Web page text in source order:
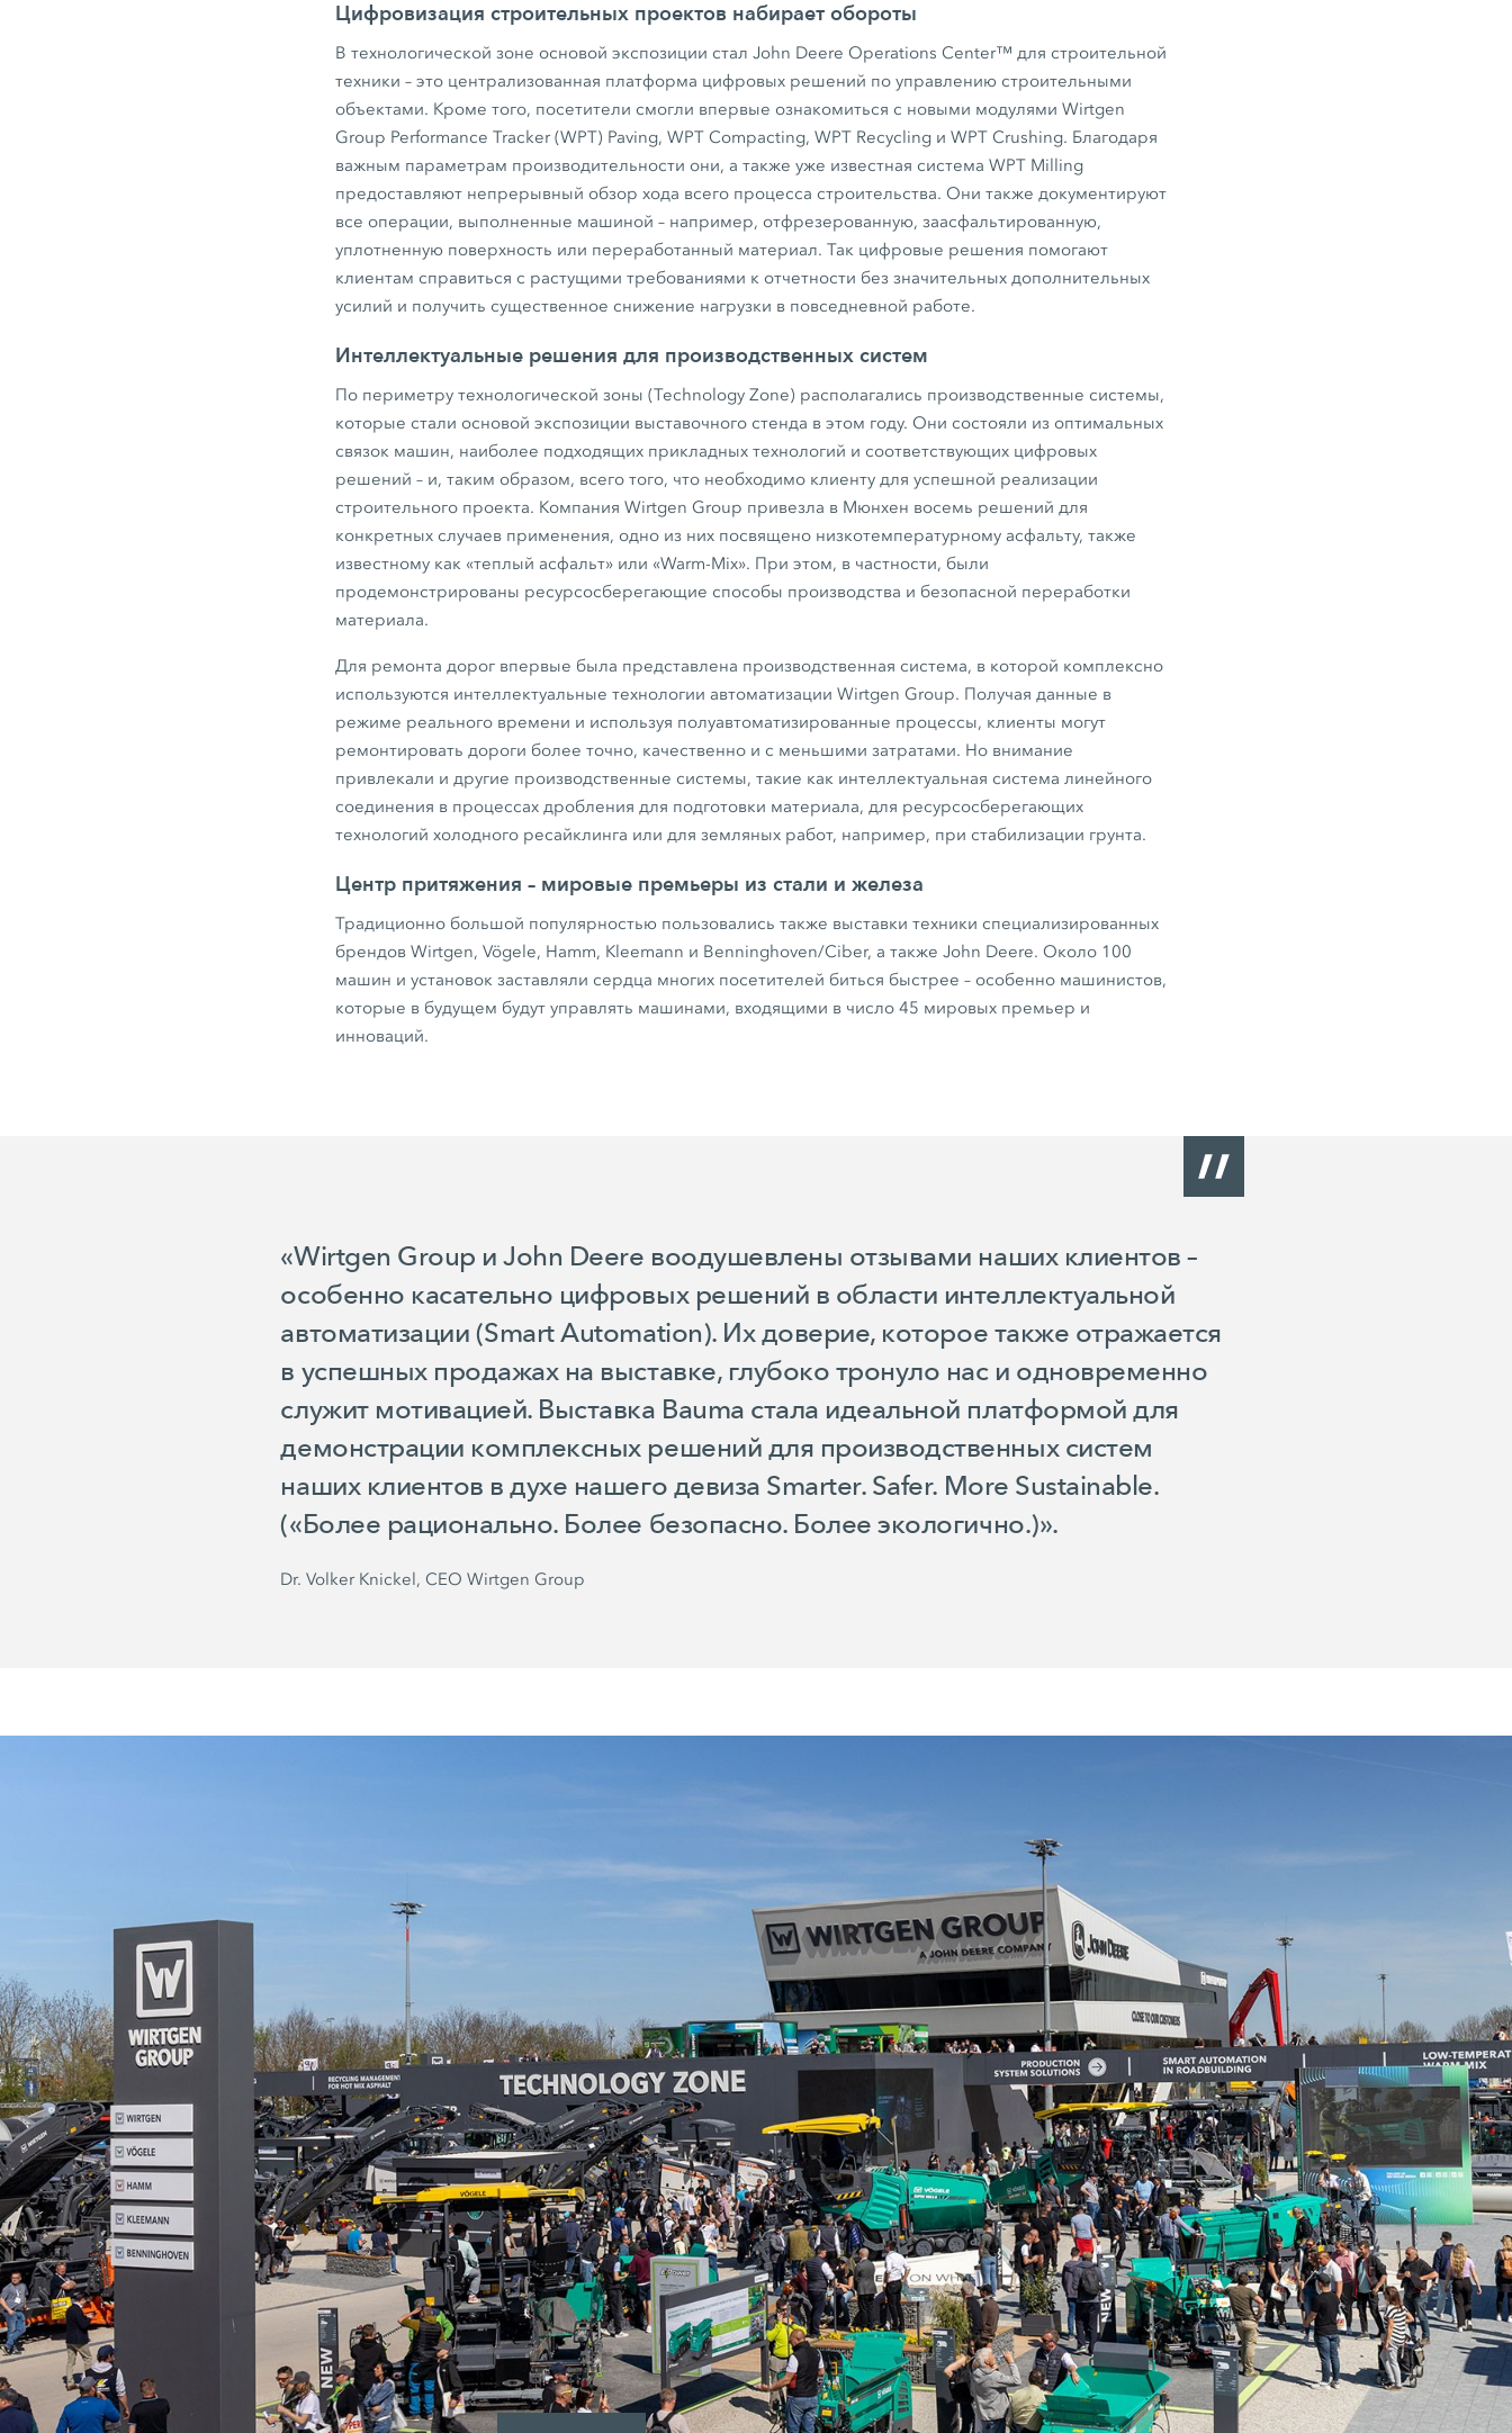
Цифровизация строительных проектов набирает обороты
В технологической зоне основой экспозиции стал John Deere Operations Center™ для строительной
техники – это централизованная платформа цифровых решений по управлению строительными
объектами. Кроме того, посетители смогли впервые ознакомиться с новыми модулями Wirtgen
Group Performance Tracker (WPT) Paving, WPT Compacting, WPT Recycling и WPT Crushing. Благодаря
важным параметрам производительности они, а также уже известная система WPT Milling
предоставляют непрерывный обзор хода всего процесса строительства. Они также документируют
все операции, выполненные машиной – например, отфрезерованную, заасфальтированную,
уплотненную поверхность или переработанный материал. Так цифровые решения помогают
клиентам справиться с растущими требованиями к отчетности без значительных дополнительных
усилий и получить существенное снижение нагрузки в повседневной работе.
Интеллектуальные решения для производственных систем
По периметру технологической зоны (Technology Zone) располагались производственные системы,
которые стали основой экспозиции выставочного стенда в этом году. Они состояли из оптимальных
связок машин, наиболее подходящих прикладных технологий и соответствующих цифровых
решений – и, таким образом, всего того, что необходимо клиенту для успешной реализации
строительного проекта. Компания Wirtgen Group привезла в Мюнхен восемь решений для
конкретных случаев применения, одно из них посвящено низкотемпературному асфальту, также
известному как «теплый асфальт» или «Warm-Mix». При этом, в частности, были
продемонстрированы ресурсосберегающие способы производства и безопасной переработки
материала.
Для ремонта дорог впервые была представлена производственная система, в которой комплексно
используются интеллектуальные технологии автоматизации Wirtgen Group. Получая данные в
режиме реального времени и используя полуавтоматизированные процессы, клиенты могут
ремонтировать дороги более точно, качественно и с меньшими затратами. Но внимание
привлекали и другие производственные системы, такие как интеллектуальная система линейного
соединения в процессах дробления для подготовки материала, для ресурсосберегающих
технологий холодного ресайклинга или для земляных работ, например, при стабилизации грунта.
Центр притяжения – мировые премьеры из стали и железа
Традиционно большой популярностью пользовались также выставки техники специализированных
брендов Wirtgen, Vögele, Hamm, Kleemann и Benninghoven/Ciber, а также John Deere. Около 100
машин и установок заставляли сердца многих посетителей биться быстрее – особенно машинистов,
которые в будущем будут управлять машинами, входящими в число 45 мировых премьер и
инноваций.
«Wirtgen Group и John Deere воодушевлены отзывами наших клиентов –
особенно касательно цифровых решений в области интеллектуальной
автоматизации (Smart Automation). Их доверие, которое также отражается
в успешных продажах на выставке, глубоко тронуло нас и одновременно
служит мотивацией. Выставка Bauma стала идеальной платформой для
демонстрации комплексных решений для производственных систем
наших клиентов в духе нашего девиза Smarter. Safer. More Sustainable.
(«Более рационально. Более безопасно. Более экологично.)».
Dr. Volker Knickel, CEO Wirtgen Group